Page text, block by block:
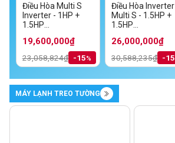
Điều Hòa Multi S
Inverter - 1HP +
1.5HP
19,600,000₫
23,058,824₫ -15
Điều Hòa Inverter
Multi S - 1.5HP +
1.5HP
26,000,000₫
30,588,235₫ -15
MÁY LẠNH TREO TƯỜNG